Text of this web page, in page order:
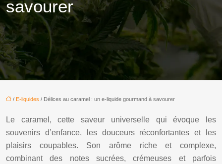
savourer
/ E-liquides / Délices au caramel : un e-liquide gourmand à savourer
Le caramel, cette saveur universelle qui évoque les
souvenirs d’enfance, les douceurs réconfortantes et les
plaisirs coupables. Son arôme riche et complexe,
combinant des notes sucrées, crémeuses et parfois